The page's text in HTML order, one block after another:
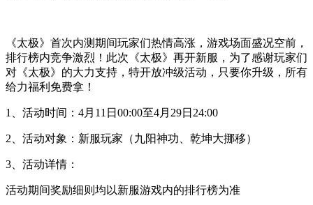
《太极》首次内测期间玩家们热情高涨，游戏场面盛况空前，
排行榜内竞争激烈！此次《太极》再开新服，为了感谢玩家们
对《太极》的大力支持，特开放冲级活动，只要你升级，所有
给力福利免费拿！
1、活动时间：4月11日00:00至4月29日24:00
2、活动对象：新服玩家（九阳神功、乾坤大挪移）
3、活动详情：
活动期间奖励细则均以新服游戏内的排行榜为准